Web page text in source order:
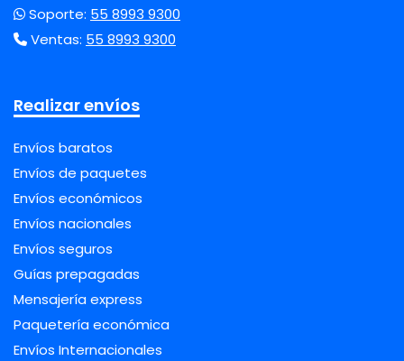
Soporte: 55 8993 9300
Ventas: 55 8993 9300
Realizar envíos
Envíos baratos
Envíos de paquetes
Envíos económicos
Envíos nacionales
Envíos seguros
Guías prepagadas
Mensajería express
Paquetería económica
Envíos Internacionales